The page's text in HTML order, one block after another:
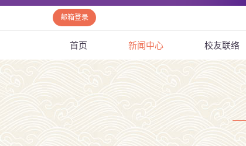
邮箱登录
首页 新闻中心 校友联络